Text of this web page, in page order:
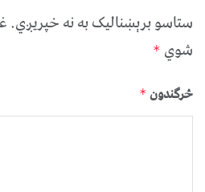
ستاسو برېښناليک به نه خپريږي.
شوي *
څرگندون *